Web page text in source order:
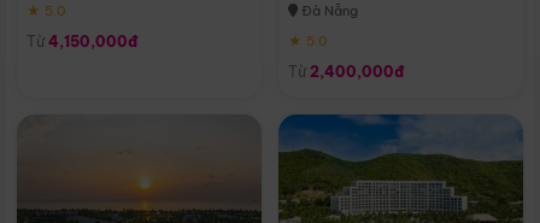
★ 5.0
Từ 4,150,000đ
Đà Nẵng
★ 5.0
Từ 2,400,000đ